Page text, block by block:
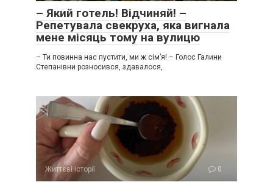
– Який готель! Відчиняй! –
Репетувала свекруха, яка вигнала
мене місяць тому на вулицю
– Ти повинна нас пустити, ми ж сім’я! – Голос Галини
Степанівни розносився, здавалося,
Життєві історії 0